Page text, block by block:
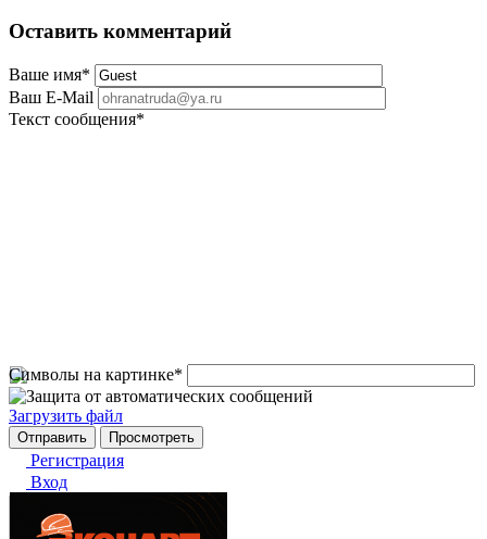
Оставить комментарий
Ваше имя*
Ваш E-Mail
Текст сообщения*
Символы на картинке*
Загрузить файл
Регистрация
Вход